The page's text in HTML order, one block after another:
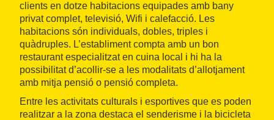
clients en dotze habitacions equipades amb bany
privat complet, televisió, Wifi i calefacció. Les
habitacions són individuals, dobles, triples i
quàdruples. L’establiment compta amb un bon
restaurant especialitzat en cuina local i hi ha la
possibilitat d’acollir-se a les modalitats d’allotjament
amb mitja pensió o pensió completa.
Entre les activitats culturals i esportives que es poden
realitzar a la zona destaca el senderisme i la bicicleta